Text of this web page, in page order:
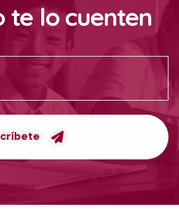
te lo cuenten